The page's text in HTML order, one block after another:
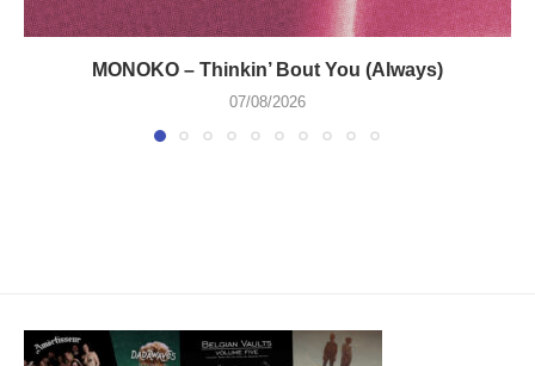
MONOKO – Thinkin’ Bout You (Always)
07/08/2026